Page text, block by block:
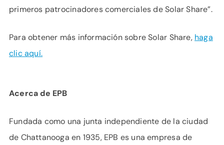
primeros patrocinadores comerciales de Solar Share”.
Para obtener más información sobre Solar Share, haga
clic aquí.
Acerca de EPB
Fundada como una junta independiente de la ciudad
de Chattanooga en 1935, EPB es una empresa de